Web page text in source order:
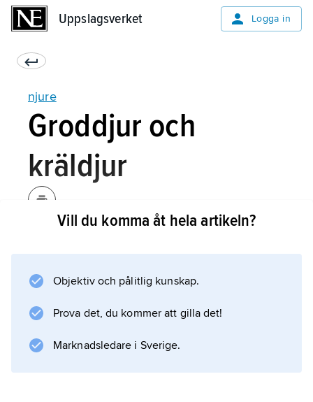
Uppslagsverket Logga in
njure
Groddjur och
kräldjur
hyperosmotisk urin. Grodors urin är riklig och
hypoosmotisk i sötvatten, där de behöver
göra sig av med vatten som de tar upp genom
isoosmotisk på land, där de behöver spara på
Vill du komma åt hela artikeln?
Objektiv och pålitlig kunskap.
Prova det, du kommer att gilla det!
Marknadsledare i Sverige.